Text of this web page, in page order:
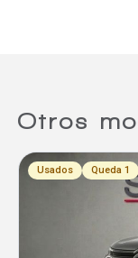
Otros
Usados Queda 1